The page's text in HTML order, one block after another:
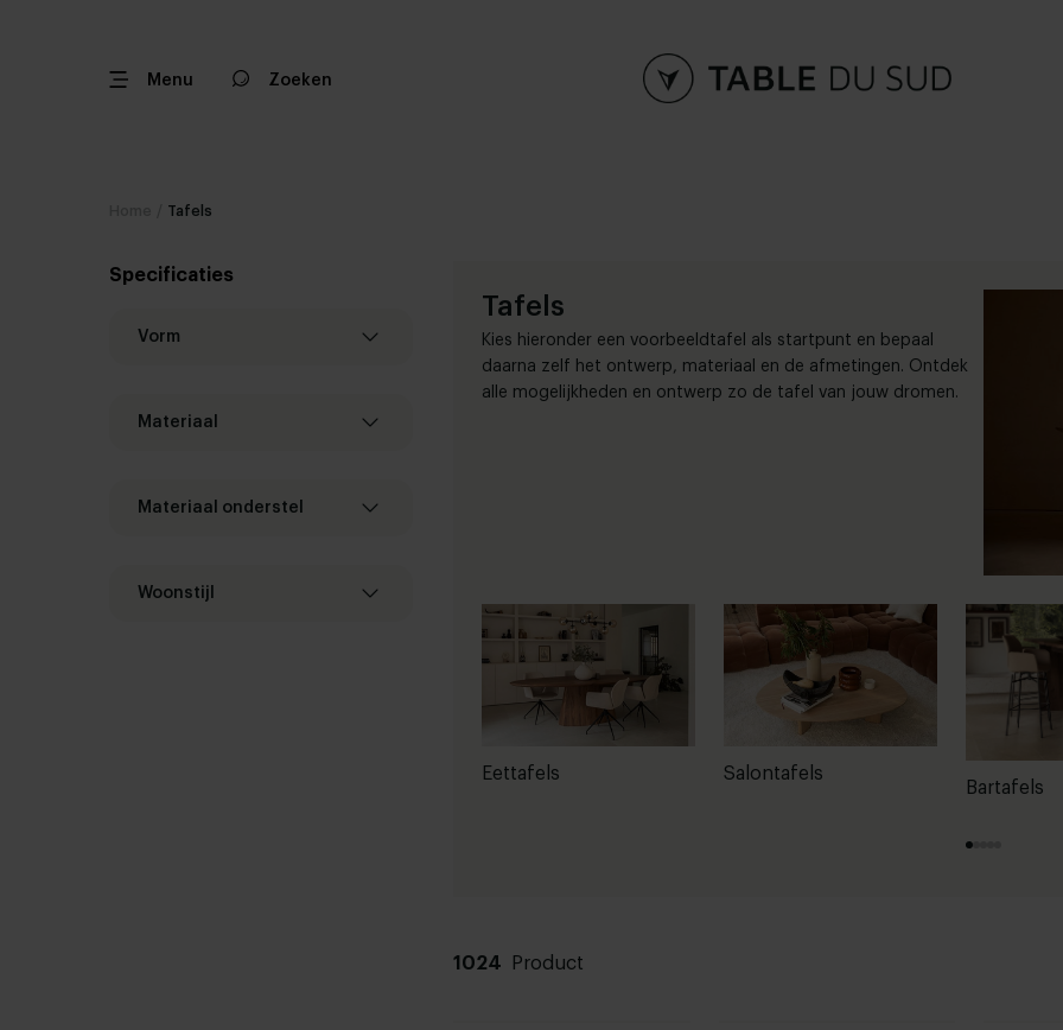
Menu Zoeken
Tafels
Specificaties
Vorm
Materiaal
Materiaal onderstel
Woonstijl
Tafels
Kies hieronder een voorbeeldtafel als startpunt en bepaal
daarna zelf het ontwerp, materiaal en de afmetingen. Ontdek
alle mogelijkheden en ontwerp zo de tafel van jouw dromen.
Eettafels Salontafels
Bartafels
1024 Product